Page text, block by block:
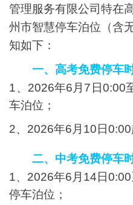
管理服务有限公司特在
州市智慧停车泊位（含
知如下：
一、高考免费停车
1、2026年6月7日0:00
车泊位；
2、2026年6月10日0:00
二、中考免费停车
1、2026年6月14日
停车泊位；